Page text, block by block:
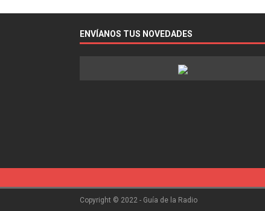
ENVÍANOS TUS NOVEDADES
Copyright © 2022 - Guía de la Radio